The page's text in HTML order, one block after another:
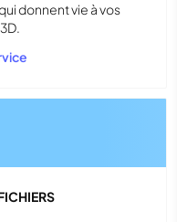
donnent vie à vos